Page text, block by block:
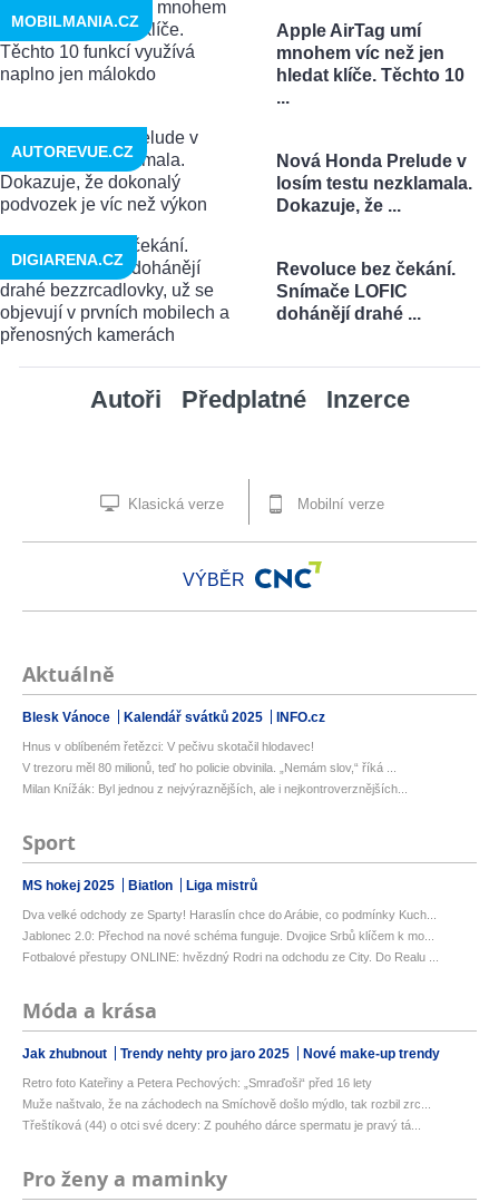
Apple AirTag umí
mnohem víc než jen
hledat klíče. Těchto 10
...
MOBILMANIA.CZ
Nová Honda Prelude v
losím testu nezklamala.
Dokazuje, že ...
AUTOREVUE.CZ
Revoluce bez čekání.
Snímače LOFIC
dohánějí drahé ...
DIGIARENA.CZ
Autoři Předplatné Inzerce
Klasická verze Mobilní verze
VÝBĚR
Aktuálně
Blesk Vánoce Kalendář svátků 2025 INFO.cz
Hnus v oblíbeném řetězci: V pečivu skotačil hlodavec!
V trezoru měl 80 milionů, teď ho policie obvinila. „Nemám slov,“ říká ...
Milan Knížák: Byl jednou z nejvýraznějších, ale i nejkontroverznějších...
Sport
MS hokej 2025 Biatlon Liga mistrů
Dva velké odchody ze Sparty! Haraslín chce do Arábie, co podmínky Kuch...
Jablonec 2.0: Přechod na nové schéma funguje. Dvojice Srbů klíčem k mo...
Fotbalové přestupy ONLINE: hvězdný Rodri na odchodu ze City. Do Realu ...
Móda a krása
Jak zhubnout Trendy nehty pro jaro 2025 Nové make-up trendy
Retro foto Kateřiny a Petera Pechových: „Smraďoši“ před 16 lety
Muže naštvalo, že na záchodech na Smíchově došlo mýdlo, tak rozbil zrc...
Třeštíková (44) o otci své dcery: Z pouhého dárce spermatu je pravý tá...
Pro ženy a maminky